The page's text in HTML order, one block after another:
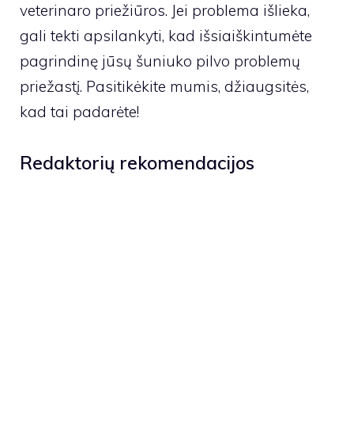
veterinaro priežiūros. Jei problema išlieka,
gali tekti apsilankyti, kad išsiaiškintumėte
pagrindinę jūsų šuniuko pilvo problemų
priežastį. Pasitikėkite mumis, džiaugsitės,
kad tai padarėte!
Redaktorių rekomendacijos